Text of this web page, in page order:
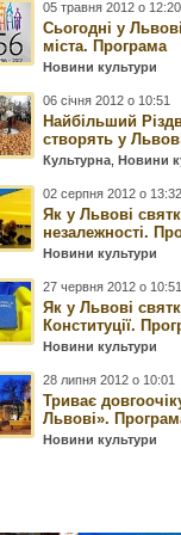
05 травня 2012 о 12:20
Сьогодні у
міста. Програма
Новини культури
06 січня 2012 о 10:51
Найбільший
створять у
Культурна Новини
02 серпня 2012 о 13:32
Як у Львові
незалежності.
Новини культури
27 червня 2012 о 10:51
Як у Львові
Конституції.
Новини культури
28 липня 2012 о 10:01
Триває
Львові».
Новини культури